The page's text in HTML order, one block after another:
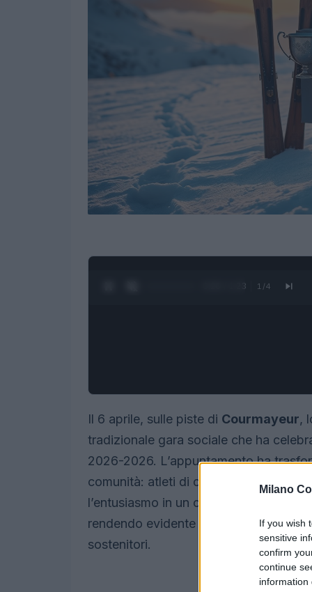
Milano
If you wish
sensitive
confirm
continue
information
0:27 / 1:23 1 /4
Il 6 aprile, sulle piste di Courmayeur,
tradizionale gara sociale che ha
2026-2026. L’appuntamento ha
comunità: atleti di ogni età, allenatori,
l’entusiasmo in un clima di festa. Più di
rendendo evidente la vitalità del
sostenitori.